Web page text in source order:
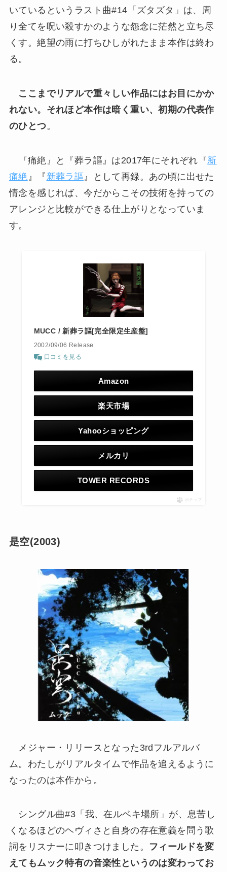
いているというラスト曲#14「ズタズタ」は、周
り全てを呪い殺すかのような怨念に茫然と立ち尽
くす。絶望の雨に打ちひしがれたまま本作は終わ
る。
ここまでリアルで重々しい作品にはお目にかか
れない。それほど本作は暗く重い、初期の代表作
のひとつ。
『痛絶』と『葬ラ謳』は2017年にそれぞれ『新
痛絶 』『 新葬ラ謳 』として再録。あの頃に出せた
情念を感じれば、今だからこその技術を持っての
アレンジと比較ができる仕上がりとなっていま
す。
MUCC / 新葬ラ謳[完全限定生産盤]
2002/09/06 Release
口コミを見る
Amazon
楽天市場
Yahooショッピング
メルカリ
TOWER RECORDS
ポチップ
是空(2003)
メジャー・リリースとなった3rdフルアルバ
ム。わたしがリアルタイムで作品を追えるように
なったのは本作から。
シングル曲#3「我、在ルベキ場所」が、息苦し
くなるほどのヘヴィさと自身の存在意義を問う歌
詞をリスナーに叩きつけました。
フィールドを変
えてもムック特有の音楽性というのは変わってお